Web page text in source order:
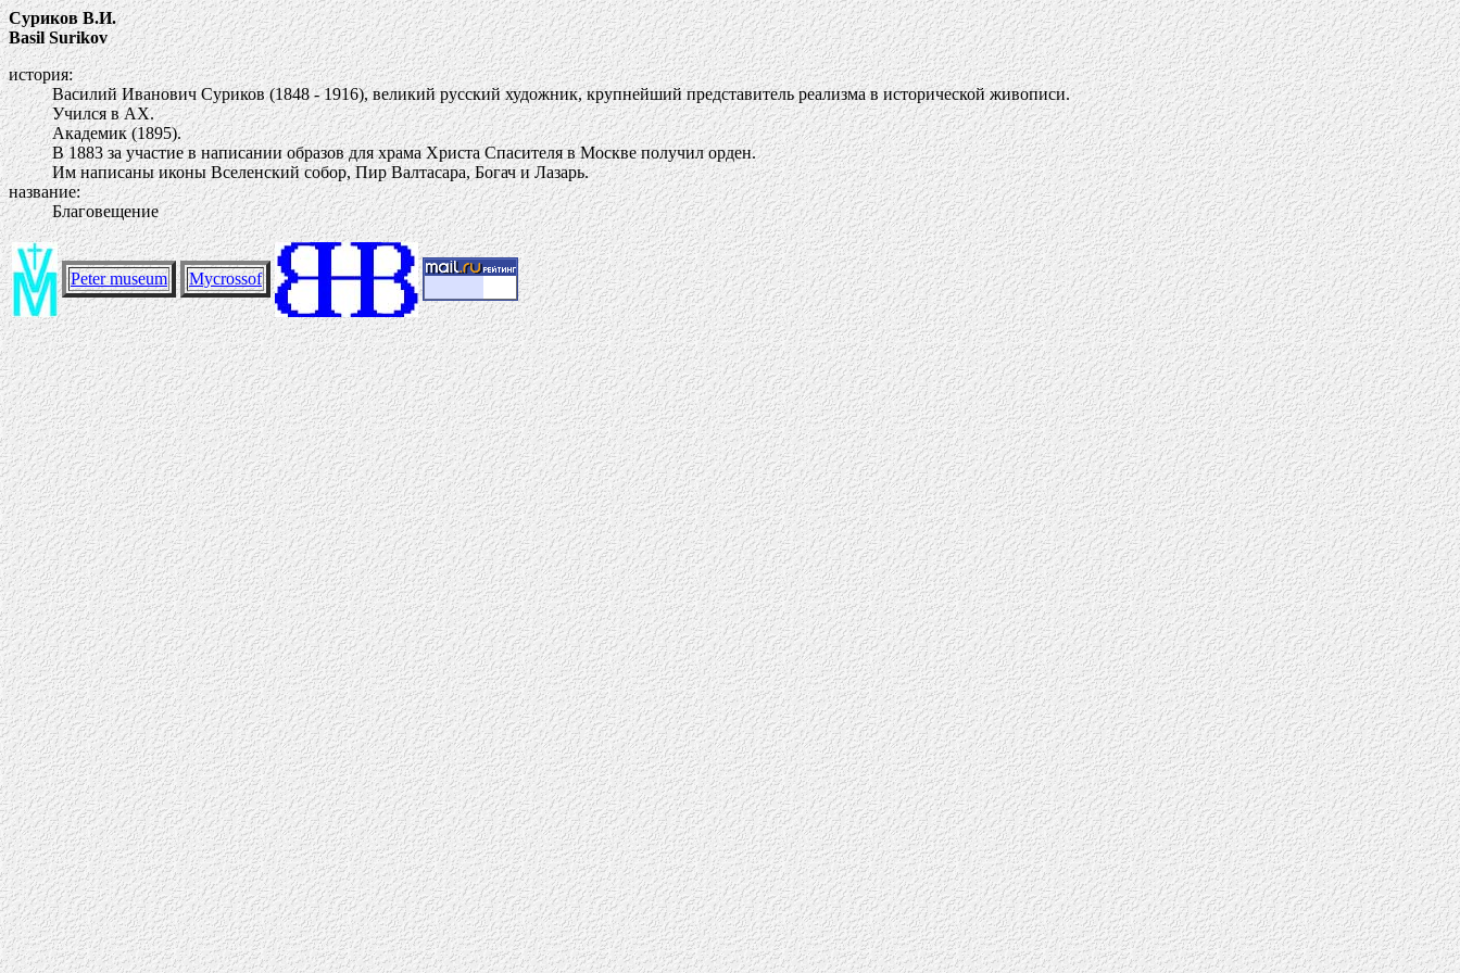
Суриков В.И.
Basil Surikov
история:
Василий Иванович Суриков (1848 - 1916), великий русский художник, крупнейший представитель реализма в исторической живописи.
Учился в АХ.
Академик (1895).
В 1883 за участие в написании образов для храма Христа Спасителя в Москве получил орден.
Им написаны иконы Вселенский собор, Пир Валтасара, Богач и Лазарь.
название:
Благовещение
Peter museum Mycrossof